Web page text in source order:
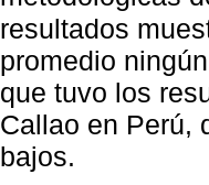
resultados
promedio
que tuvo los
Callao en Perú,
bajos.